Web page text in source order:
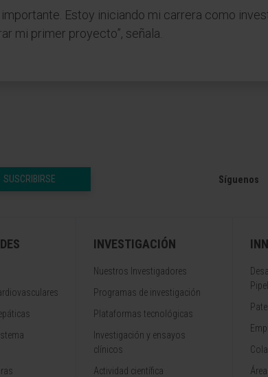
Estoy iniciando mi carrera como
mi primer proyecto”, señala.
SUSCRIBIRSE Síguenos
INVESTIGACIÓN
Nuestros Investigadores
Programas de investigación
Plataformas tecnológicas
Investigación y ensayos
clínicos
Actividad científica